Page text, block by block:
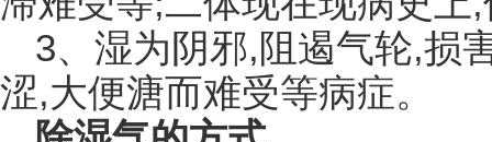
3、湿为阴邪,阻遏气轮,损
涩,大便溏而难受等病症。